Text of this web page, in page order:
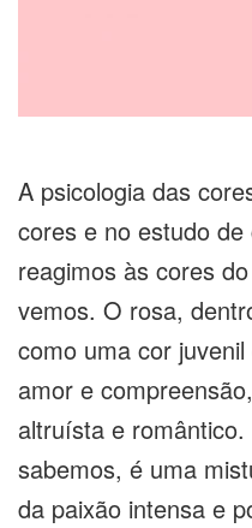
A psicologia das
cores e no estudo
reagimos às cores
vemos. O rosa,
como uma cor
amor e
altruísta e
sabemos, é uma
da paixão intensa e